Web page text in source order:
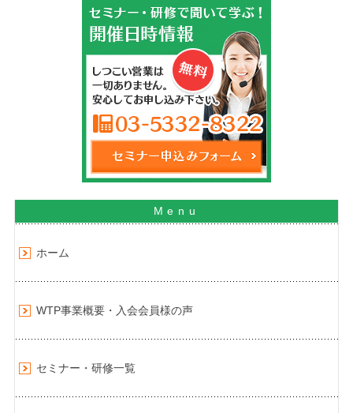
ホーム
WTP事業概要・入会会員様の声
セミナー・研修一覧